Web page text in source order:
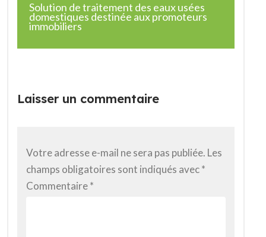
Solution de traitement des eaux usées
domestiques destinée aux promoteurs
immobiliers
Laisser un commentaire
Votre adresse e-mail ne sera pas publiée. Les
champs obligatoires sont indiqués avec*
Commentaire*